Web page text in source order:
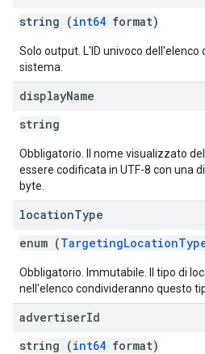
string (int64 format)
Solo output. L'ID univoco dell'elenco
sistema.
displayName
string
Obbligatorio. Il nome visualizzato
essere codificata in UTF-8 con una
byte.
locationType
enum (
Obbligatorio. Immutabile. Il tipo di
nell'elenco condivideranno questo
advertiserId
string (int64 format)